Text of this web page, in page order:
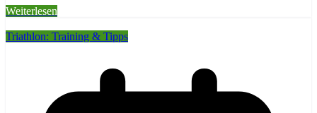
Weiterlesen
Triathlon: Training & Tipps